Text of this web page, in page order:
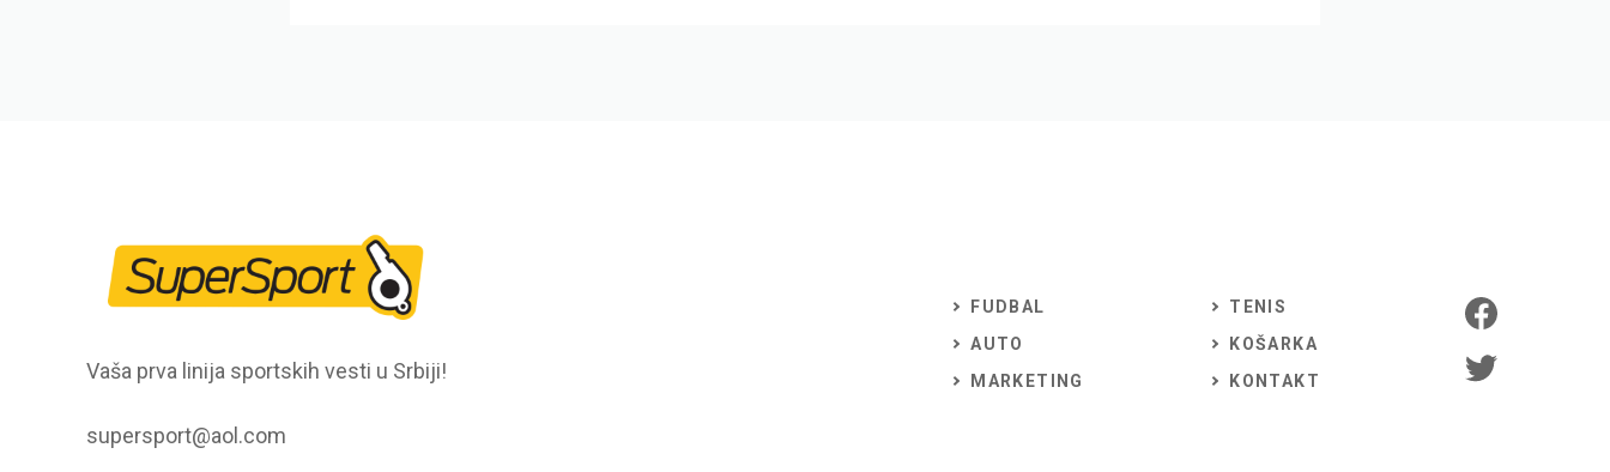
Vaša prva linija sportskih vesti u Srbiji!
supersport@aol.com
FUDBAL
AUTO
MARKETING
TENIS
KOŠARKA
KONTAKT